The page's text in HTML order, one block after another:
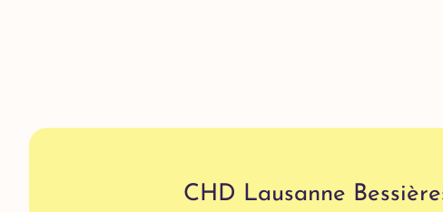
CHD Lausanne